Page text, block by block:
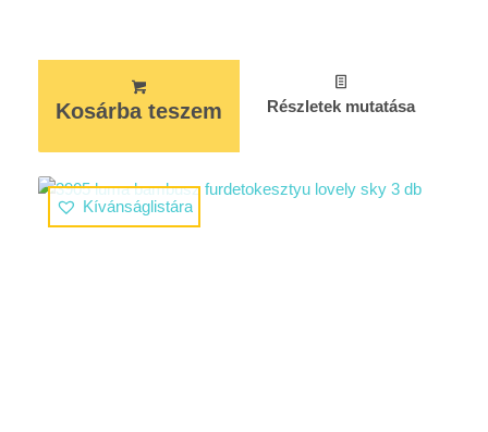
Kosárba teszem Részletek mutatása
Kívánságlistára